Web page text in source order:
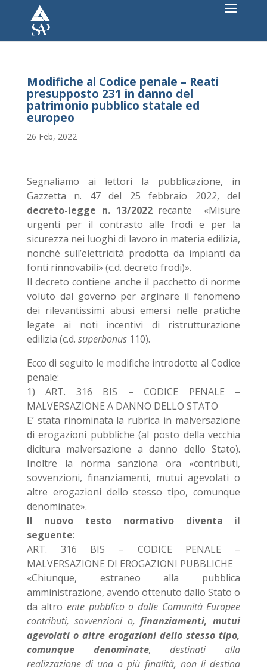
Modifiche al Codice penale – Reati
presupposto 231 in danno del
patrimonio pubblico statale ed
europeo
26 Feb, 2022
Segnaliamo ai lettori la pubblicazione, in
Gazzetta n. 47 del 25 febbraio 2022, del
decreto-legge n. 13/2022recante «Misure
urgenti per il contrasto alle frodi e per la
sicurezza nei luoghi di lavoro in materia edilizia,
nonché sull’elettricità prodotta da impianti da
fonti rinnovabili» (c.d. decreto frodi)».
Il decreto contiene anche il pacchetto di norme
voluto dal governo per arginare il fenomeno
dei rilevantissimi abusi emersi nelle pratiche
legate ai noti incentivi di ristrutturazione
edilizia (c.d. superbonus110).
Ecco di seguito le modifiche introdotte al Codice
penale:
1) ART. 316 BIS – CODICE PENALE –
MALVERSAZIONE A DANNO DELLO STATO
E’ stata rinominata la rubrica in malversazione
di erogazioni pubbliche (al posto della vecchia
dicitura malversazione a danno dello Stato).
Inoltre la norma sanziona ora «contributi,
sovvenzioni, finanziamenti, mutui agevolati o
altre erogazioni dello stesso tipo, comunque
denominate».
Il nuovo testo normativo diventa il
seguente:
ART. 316 BIS – CODICE PENALE –
MALVERSAZIONE DI EROGAZIONI PUBBLICHE
«Chiunque, estraneo alla pubblica
amministrazione, avendo ottenuto dallo Stato o
da altroente pubblicoo dalle Comunità Europee
contributi, sovvenzionio,finanziamenti, mutui
agevolati o altre erogazioni dello stesso tipo,
comunque denominate, destinati alla
realizzazione di una o più finalità, non li destina